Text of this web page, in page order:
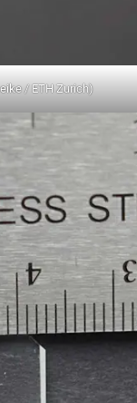
/ ETH Zurich)